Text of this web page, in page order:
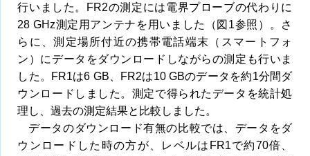
行いました。FR2の測定には電界プローブの代わりに
28 GHz測定用アンテナを用いました（図1参照）。さ
らに、測定場所付近の携帯電話端末（スマートフォ
ン）にデータをダウンロードしながらの測定も行いま
した。FR1は6 GB、FR2は10 GBのデータを約1分間ダ
ウンロードしました。測定で得られたデータを統計処
理し、過去の測定結果と比較しました。
データのダウンロード有無の比較では、データをダ
ウンロードした時の方が、レベルはFR1で約70倍、